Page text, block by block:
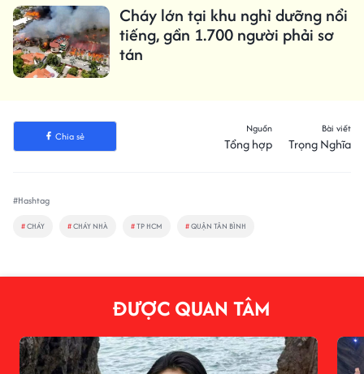
Cháy lớn tại khu nghỉ dưỡng nổi
tiếng, gần 1.700 người phải sơ
tán
Chia sẻ
Nguồn
Tổng hợp
Bài viết
Trọng Nghĩa
#Hashtag
#CHÁY #CHÁY NHÀ #TP HCM #QUẬN TÂN BÌNH
ĐƯỢC QUAN TÂM